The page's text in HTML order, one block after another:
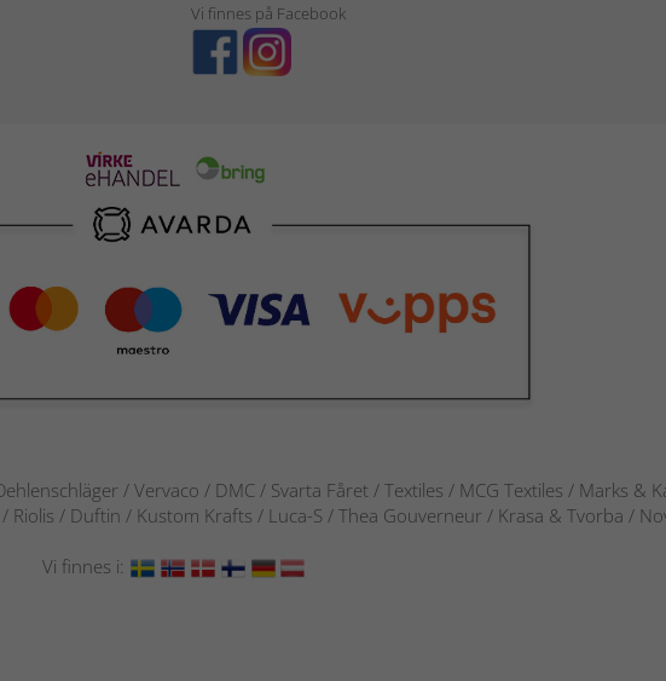
Vi finnes på Facebook
/ Vervaco / DMC / Svarta Fåret / Textiles / MCG Textiles / Marks &
Riolis / Duftin / Kustom Krafts / Luca-S / Thea Gouverneur / Krasa & Tvorba /
Vi finnes i: